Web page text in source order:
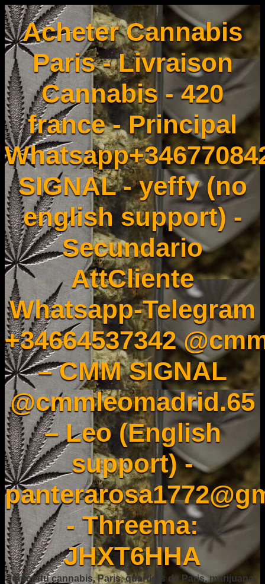
Acheter Cannabis
Paris - Livraison
Cannabis - 420
france - Principal
SIGNAL - yeffy (no
english support) -
Secundario
AttCliente
Whatsapp-Telegram
+34664537342
– CMM SIGNAL
@cmmleomadrid.65
– Leo (English
support) -
- Threema:
JHXT6HHA
fumer du cannabis, Paris, quartiers de Paris, marijuana,